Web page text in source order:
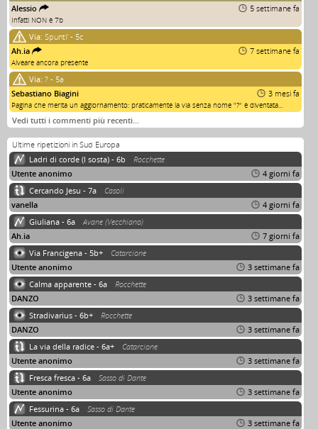
Alessio
5 settimane fa
Infatti NON è 7b
Via: Spunti' - 5c
Ah.ia
7 settimane fa
Alveare ancora presente
Via: ? - 5a
Sebastiano Biagini
3 mesi fa
Pagina che merita un aggiornamento: praticamente la via senza nome "?" è diventata...
Vedi tutti i commenti più recenti…
Ultime ripetizioni in Sud Europa
Ladri di corde (I sosta) - 6b
Rocchette
Utente anonimo
4 giorni fa
Cercando Jesu - 7a
Casoli
vanella
4 giorni fa
Giuliana - 6a
Avane (Vecchiano)
Ah.ia
7 giorni fa
Via Francigena - 5b+
Catarcione
Utente anonimo
3 settimane fa
Calma apparente - 6a
Rocchette
DANZO
3 settimane fa
Stradivarius - 6b+
Rocchette
DANZO
3 settimane fa
La via della radice - 6a+
Catarcione
Utente anonimo
3 settimane fa
Fresca fresca - 6a
Sasso di Dante
Utente anonimo
3 settimane fa
Fessurina - 6a
Sasso di Dante
Utente anonimo
3 settimane fa